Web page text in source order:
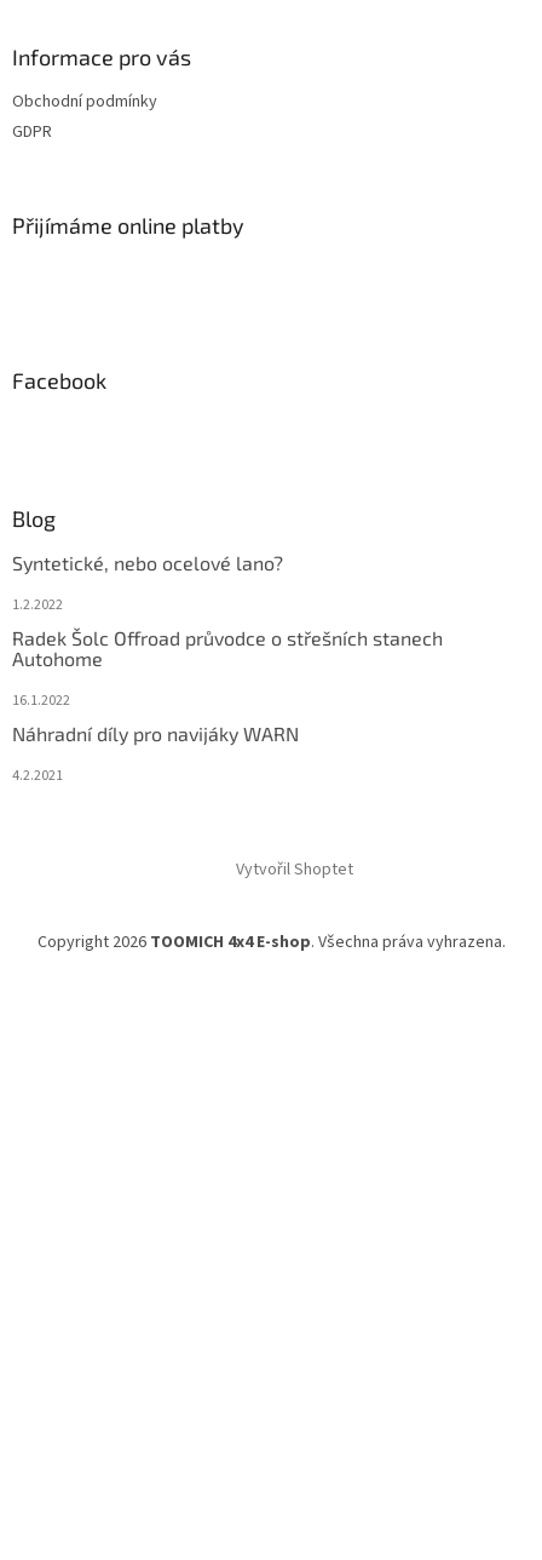
Informace pro vás
Obchodní podmínky
GDPR
Přijímáme online platby
Facebook
Blog
Syntetické, nebo ocelové lano?
1.2.2022
Radek Šolc Offroad průvodce o střešních stanech
Autohome
16.1.2022
Náhradní díly pro navijáky WARN
4.2.2021
Vytvořil Shoptet
Copyright 2026 TOOMICH 4x4 E-shop. Všechna práva vyhrazena.